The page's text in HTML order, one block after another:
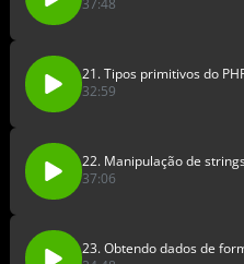
37:48
21. Tipos primitivos do
32:59
22. Manipulação de
37:06
23. Obtendo dados de